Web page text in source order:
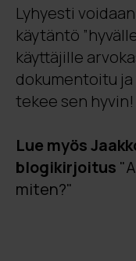
Lyhyesti
käytäntö
käyttäjille
dokumentoitu
tekee sen hyvin!
Lue myös
blogikirjoitus
miten?"